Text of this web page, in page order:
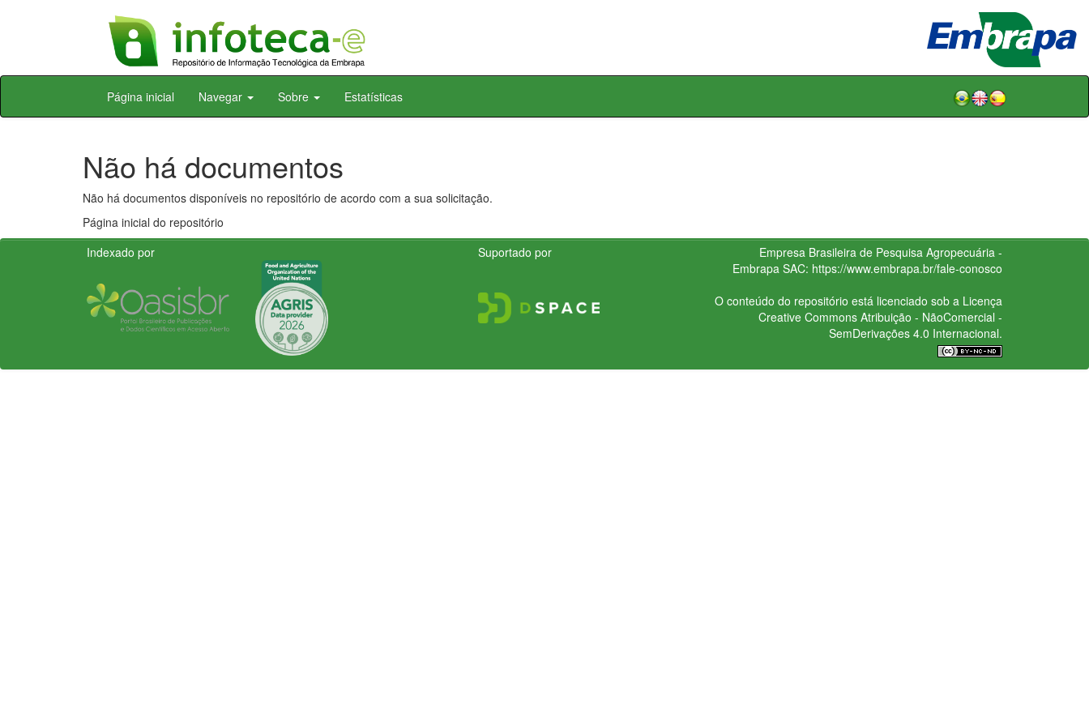
Skip
Página inicial Navegar Sobre Estatísticas
Não há documentos
Não há documentos disponíveis no repositório de acordo com a sua solicitação.
Página inicial do repositório
Indexado por
Suportado por
Empresa Brasileira de Pesquisa Agropecuária -
Embrapa SAC: https://www.embrapa.br/fale-conosco
O conteúdo do repositório está licenciado sob a Licença
Creative CommonsAtribuição - NãoComercial -
SemDerivações 4.0 Internacional.